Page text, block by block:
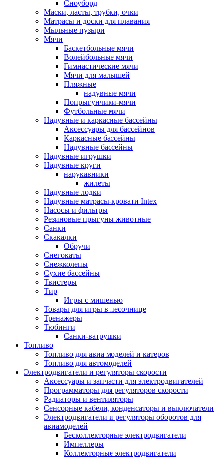
Сноуборд
Маски, ласты, трубки, очки
Матрасы и доски для плавания
Мыльные пузыри
Мячи
Баскетбольные мячи
Волейбольные мячи
Гимнастические мячи
Мячи для малышей
Пляжные
надувные мячи
Попрыгунчики-мячи
Футбольные мячи
Надувные и каркасные бассейны
Аксессуары для бассейнов
Каркасные бассейны
Надувные бассейны
Надувные игрушки
Надувные круги
нарукавники
жилеты
Надувные лодки
Надувные матрасы-кровати Intex
Насосы и фильтры
Резиновые прыгуны животные
Санки
Скакалки
Обручи
Снегокаты
Снежколепы
Сухие бассейны
Твистеры
Тир
Игры с мишенью
Товары для игры в песочнице
Тренажеры
Тюбинги
Санки-ватрушки
Топливо
Топливо для авиа моделей и катеров
Топливо для автомоделей
Электродвигатели и регуляторы скорости
Аксессуары и запчасти для электродвигателей
Программаторы для регуляторов скорости
Радиаторы и вентиляторы
Сенсорные кабели, конденсаторы и выключатели
Электродвигатели и регуляторы оборотов для
авиамоделей
Бесколлекторные электродвигатели
Импеллеры
Коллекторные электродвигатели